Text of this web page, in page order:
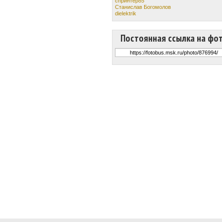
Станислав Богомолов
dielektrik
Постоянная ссылка на